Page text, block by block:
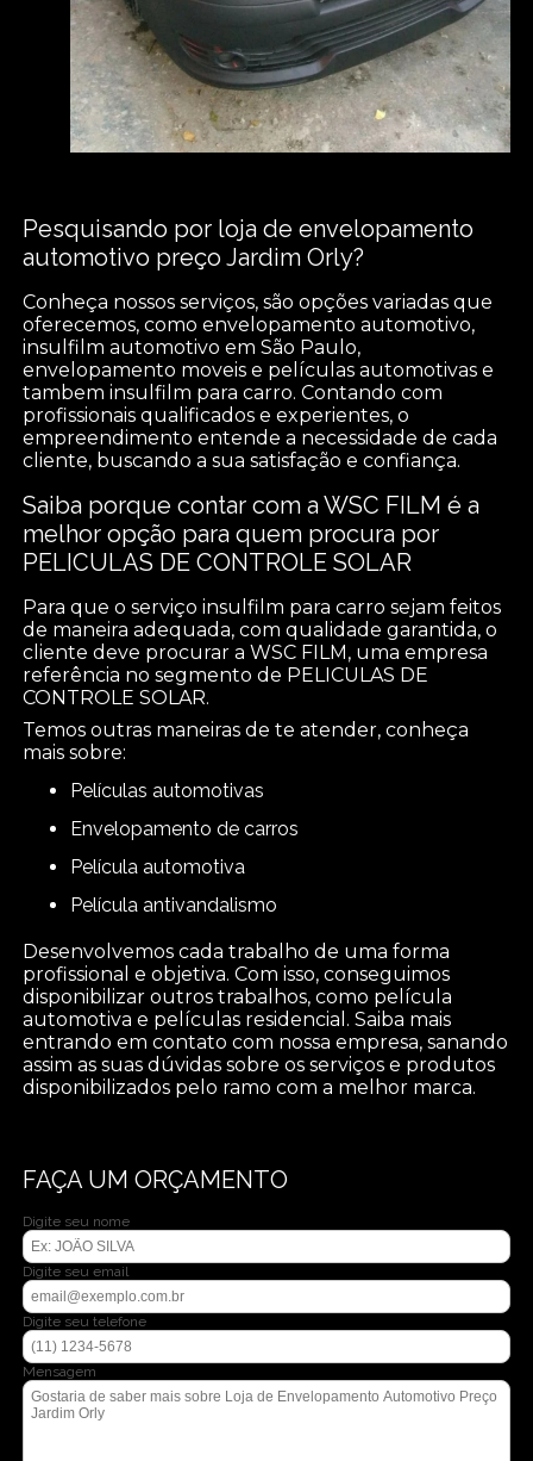
Pesquisando por loja de envelopamento
automotivo preço Jardim Orly?
Conheça nossos serviços, são opções variadas que
oferecemos, como envelopamento automotivo,
insulfilm automotivo em São Paulo,
envelopamento moveis e películas automotivas e
tambem insulfilm para carro. Contando com
profissionais qualificados e experientes, o
empreendimento entende a necessidade de cada
cliente, buscando a sua satisfação e confiança.
Saiba porque contar com a WSC FILM é a
melhor opção para quem procura por
PELICULAS DE CONTROLE SOLAR
Para que o serviço insulfilm para carro sejam feitos
de maneira adequada, com qualidade garantida, o
cliente deve procurar a WSC FILM, uma empresa
referência no segmento de PELICULAS DE
CONTROLE SOLAR.
Temos outras maneiras de te atender, conheça
mais sobre:
películas automotivas
envelopamento de carros
película automotiva
película antivandalismo
Desenvolvemos cada trabalho de uma forma
profissional e objetiva. Com isso, conseguimos
disponibilizar outros trabalhos, como película
automotiva e películas residencial. Saiba mais
entrando em contato com nossa empresa, sanando
assim as suas dúvidas sobre os serviços e produtos
disponibilizados pelo ramo com a melhor marca.
FAÇA UM ORÇAMENTO
Digite seu nome
Digite seu email
Digite seu telefone
Mensagem